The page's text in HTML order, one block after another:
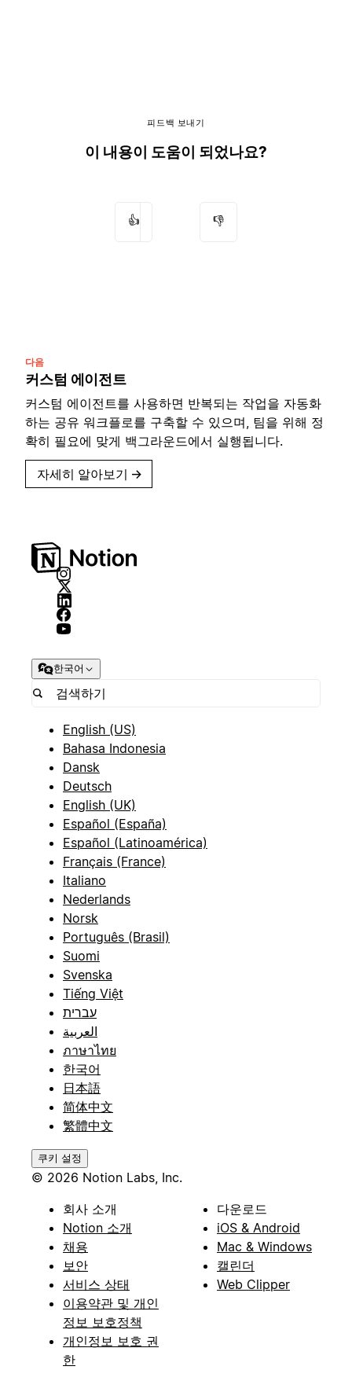
피드백 보내기
이 내용이 도움이 되었나요?
👍 👎
다음
커스텀 에이전트
커스텀 에이전트를 사용하면 반복되는 작업을 자동화
하는 공유 워크플로를 구축할 수 있으며, 팀을 위해 정
확히 필요에 맞게 백그라운드에서 실행됩니다.
자세히 알아보기 →
한국어
English (US)
Bahasa Indonesia
Dansk
Deutsch
English (UK)
Español (España)
Español (Latinoamérica)
Français (France)
Italiano
Nederlands
Norsk
Português (Brasil)
Suomi
Svenska
Tiếng Việt
עברית
العربية
ภาษาไทย
한국어
日本語
简体中文
繁體中文
쿠키 설정
© 2026 Notion Labs, Inc.
회사 소개
Notion 소개
채용
보안
서비스 상태
이용약관 및 개인
정보 보호정책
개인정보 보호 권
한
다운로드
iOS & Android
Mac & Windows
캘린더
Web Clipper